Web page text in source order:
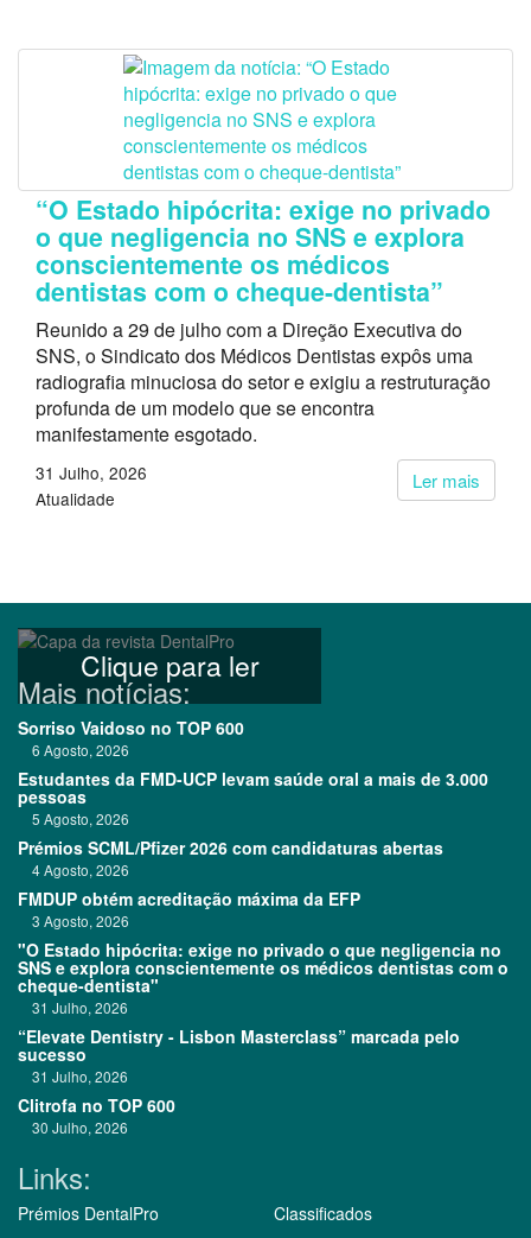
“O Estado hipócrita: exige no privado
o que negligencia no SNS e explora
conscientemente os médicos
dentistas com o cheque-dentista”
Reunido a 29 de julho com a Direção Executiva do
SNS, o Sindicato dos Médicos Dentistas expôs uma
radiografia minuciosa do setor e exigiu a restruturação
profunda de um modelo que se encontra
manifestamente esgotado.
Ler mais
31 Julho, 2026
Atualidade
Clique para ler
Mais notícias:
Sorriso Vaidoso no TOP 600
6 Agosto, 2026
Estudantes da FMD-UCP levam saúde oral a mais de 3.000
pessoas
5 Agosto, 2026
Prémios SCML/Pfizer 2026 com candidaturas abertas
4 Agosto, 2026
FMDUP obtém acreditação máxima da EFP
3 Agosto, 2026
"O Estado hipócrita: exige no privado o que negligencia no
SNS e explora conscientemente os médicos dentistas com o
cheque-dentista"
31 Julho, 2026
“Elevate Dentistry - Lisbon Masterclass” marcada pelo
sucesso
31 Julho, 2026
Clitrofa no TOP 600
30 Julho, 2026
Links:
Prémios DentalPro Classificados